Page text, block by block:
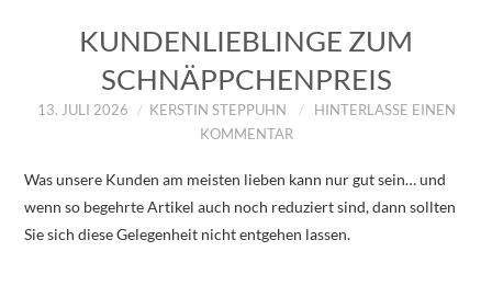
ÜBER UNS
ZUM SHOP
DATENSCHUTZERKLÄRUNG
KUNDENLIEBLINGE ZUM
SCHNÄPPCHENPREIS
13. JULI 2026 KERSTIN STEPPUHN
HINTERLASSE EINEN
KOMMENTAR
Was unsere Kunden am meisten lieben kann nur gut sein… und
wenn so begehrte Artikel auch noch reduziert sind, dann sollten
Sie sich diese Gelegenheit nicht entgehen lassen.